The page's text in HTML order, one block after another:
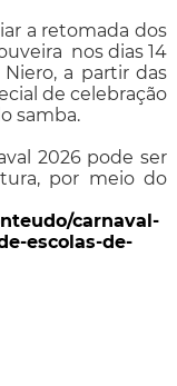
a retomada dos
nos dias 14
a partir das
de celebração
samba.
2026 pode ser
por meio do
carnaval-
escolas-de-